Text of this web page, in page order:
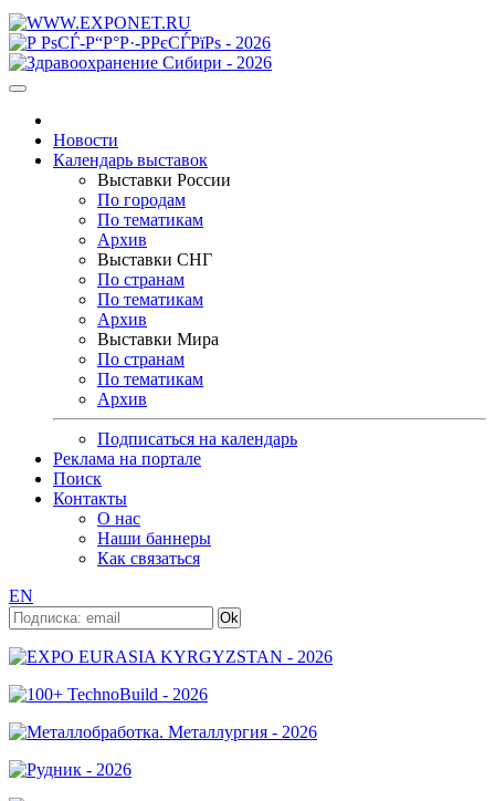
Новости
Календарь выставок
Выставки России
По городам
По тематикам
Архив
Выставки СНГ
По странам
По тематикам
Архив
Выставки Мира
По странам
По тематикам
Архив
Подписаться на календарь
Реклама на портале
Поиск
Контакты
О нас
Наши баннеры
Как связаться
EN